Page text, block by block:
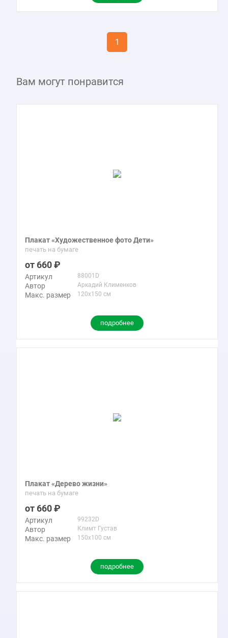
1
Вам могут понравится
Плакат «Художественное фото Дети»
печать на бумаге
660
Артикул 88001D
Автор Аркадий Клименков
Макс. размер 120x150 см
подробнее
Плакат «Дерево жизни»
печать на бумаге
660
Артикул 99232D
Автор Климт Густав
Макс. размер 150x100 см
подробнее